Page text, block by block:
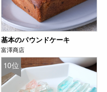
基本のパウンドケーキ
富澤商店
10位